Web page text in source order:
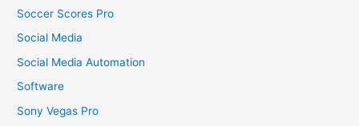
Soccer Scores Pro
Social Media
Social Media Automation
Software
Sony Vegas Pro